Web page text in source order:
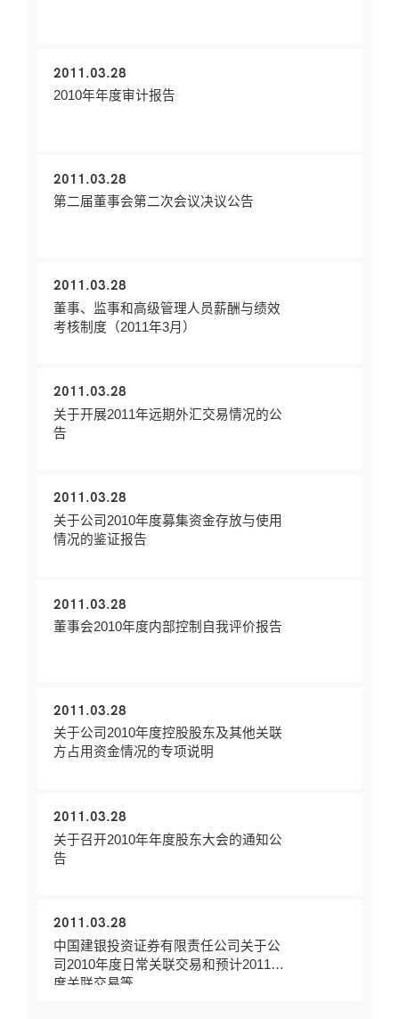
2011.03.28
2010年年度审计报告
2011.03.28
第二届董事会第二次会议决议公告
2011.03.28
董事、监事和高级管理人员薪酬与绩效
考核制度（2011年3月）
2011.03.28
关于开展2011年远期外汇交易情况的公
告
2011.03.28
关于公司2010年度募集资金存放与使用
情况的鉴证报告
2011.03.28
董事会2010年度内部控制自我评价报告
2011.03.28
关于公司2010年度控股股东及其他关联
方占用资金情况的专项说明
2011.03.28
关于召开2010年年度股东大会的通知公
告
2011.03.28
中国建银投资证券有限责任公司关于公
司2010年度日常关联交易和预计2011年
度关联交易等...